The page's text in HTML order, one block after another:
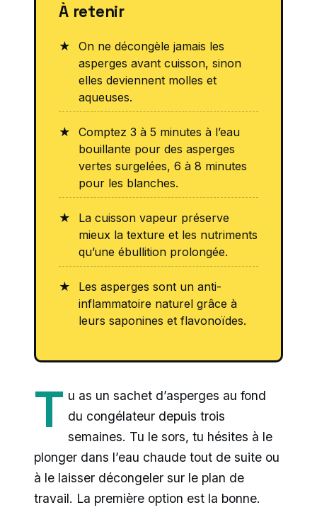
À retenir
On ne décongèle jamais les
asperges avant cuisson, sinon
elles deviennent molles et
aqueuses.
Comptez 3 à 5 minutes à l’eau
bouillante pour des asperges
vertes surgelées, 6 à 8 minutes
pour les blanches.
La cuisson vapeur préserve
mieux la texture et les nutriments
qu’une ébullition prolongée.
Les asperges sont un anti-
inflammatoire naturel grâce à
leurs saponines et flavonoïdes.
T u as un sachet d’asperges au fond
du congélateur depuis trois
semaines. Tu le sors, tu hésites à le
plonger dans l’eau chaude tout de suite ou
à le laisser décongeler sur le plan de
travail. La première option est la bonne.